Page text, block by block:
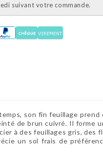
suivant votre commande.
son fin feuillage
de brun cuivré. Il forme
à des feuillages gris, des
un sol frais de